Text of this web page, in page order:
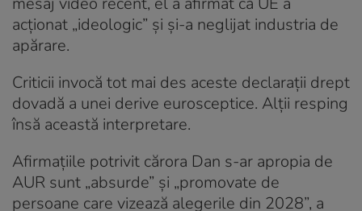
acționat „ideologic” și și-a neglijat industria de
apărare.
Criticii invocă tot mai des aceste declarații drept
dovadă a unei derive eurosceptice. Alții resping
însă această interpretare.
Afirmațiile potrivit cărora Dan s-ar apropia de
AUR sunt „absurde” și „promovate de
persoane care vizează alegerile din 2028”, a